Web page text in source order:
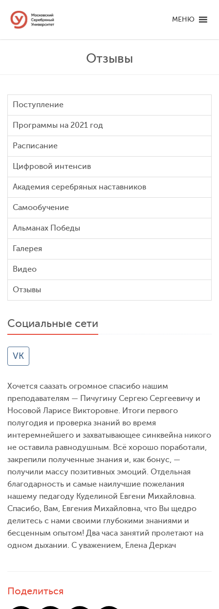
МЕНЮ
Отзывы
Поступление
Программы на 2021 год
Расписание
Цифровой интенсив
Академия серебряных наставников
Самообучение
Альманах Победы
Галерея
Видео
Отзывы
Социальные сети
VK
Хочется саазать огромное спасибо нашим
преподавателям — Пичугину Сергею Сергеевичу и
Носовой Ларисе Викторовне. Итоги первого
полугодия и проверка знаний во время
интеремнейшего и захватывающее синквейна никого
не оставила равнодушным. Всё хорошо поработали,
закрепили полученные знания и, как бонус, —
получили массу позитивных эмоций. Отдельная
благодарность и самые наилучшие пожелания
нашему педагоду Куделиной Евгени Михайловна.
Спасибо, Вам, Евгения Михайловна, что Вы щедро
делитесь с нами своими глубокими знаниями и
бесценным опытом! Два часа занятий пролетают на
одном дыхании. С уважением, Елена Деркач
Поделиться